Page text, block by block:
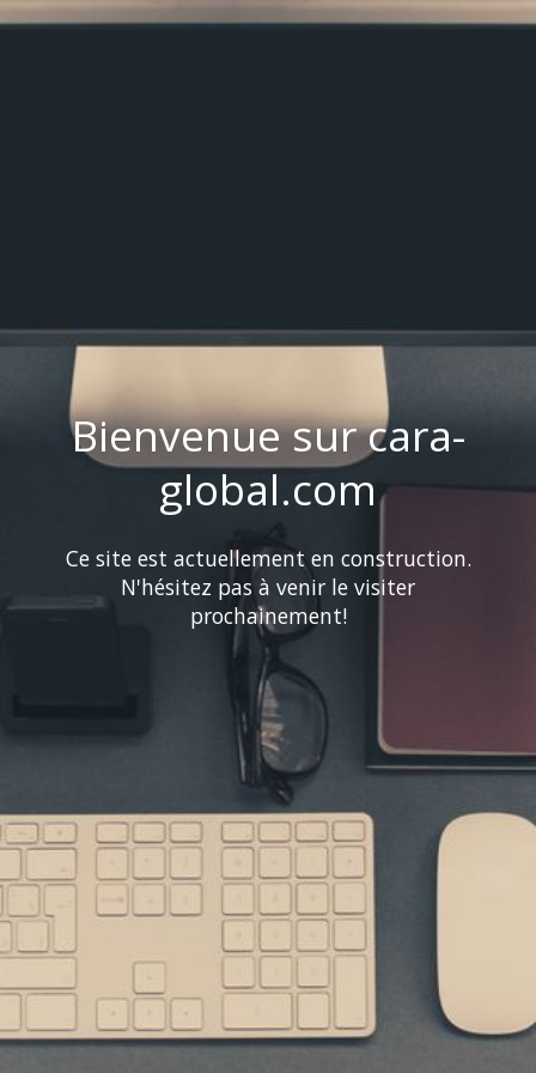
Bienvenue sur cara-
global.com
Ce site est actuellement en construction.
N'hésitez pas à venir le visiter
prochainement!